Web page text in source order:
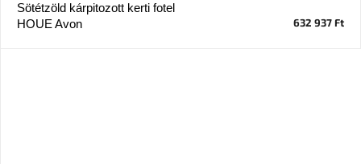
Sötétzöld kárpitozott kerti fotel
HOUE Avon
632 937 Ft